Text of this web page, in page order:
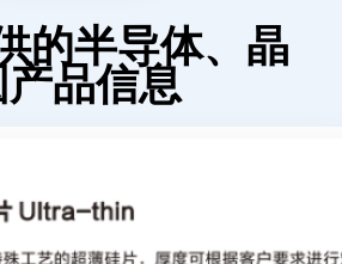
的半导体、晶
产品信息